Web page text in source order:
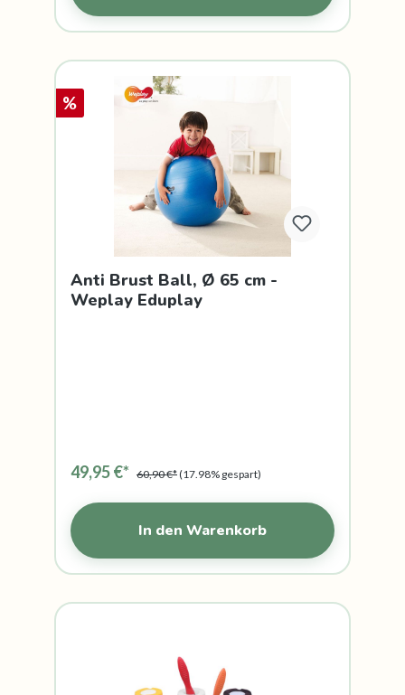
%
Anti Brust Ball, Ø 65 cm -
Weplay Eduplay
49,95 €* 60,90 €*(17.98% gespart)
In den Warenkorb